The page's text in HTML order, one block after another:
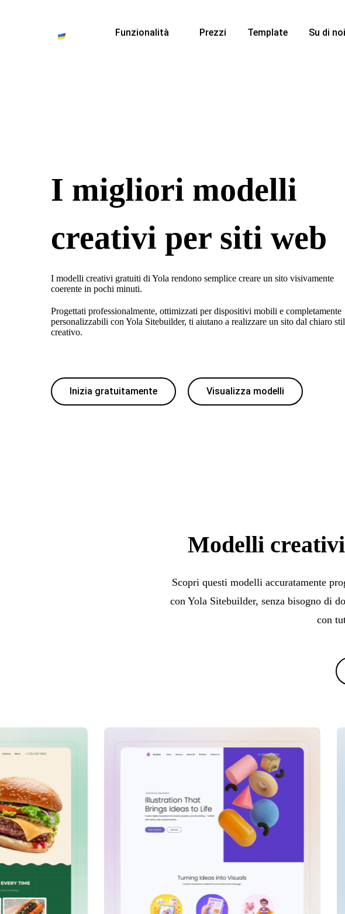
Funzionalità Prezzi Template Su di noi
I migliori modelli
creativi per siti web
I modelli creativi gratuiti di Yola rendono semplice creare un sito visivamente
coerente in pochi minuti.
Progettati professionalmente, ottimizzati per dispositivi mobili e completamente
personalizzabili con Yola Sitebuilder, ti aiutano a realizzare un sito dal chiaro
creativo.
Inizia gratuitamente Visualizza modelli
Modelli
Scopri questi modelli accuratamente
con Yola Sitebuilder, senza bisogno di
con